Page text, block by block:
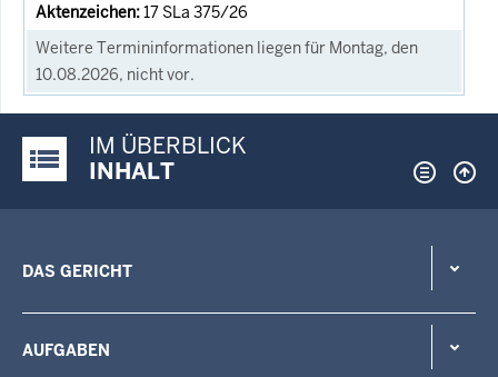
17 SLa 375/26
Weitere Termininformationen liegen für Montag, den
10.08.2026, nicht vor.
Justiz-Portal im Überblick:
IM ÜBERBLICK
INHALT
DAS GERICHT
AUFGABEN